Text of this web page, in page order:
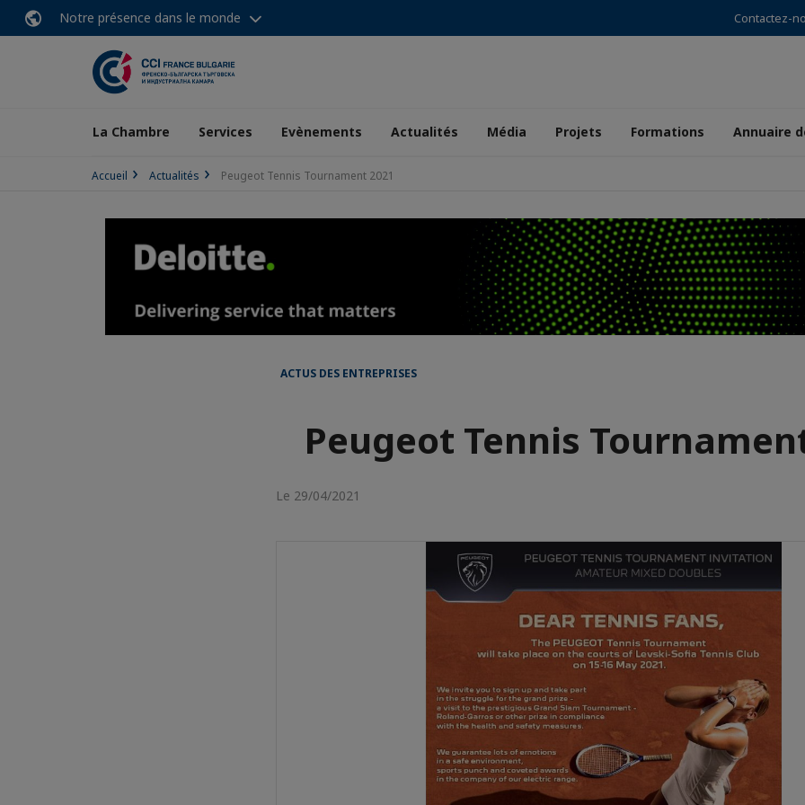
Notre présence dans le monde Contactez-
La Chambre Services Evènements Actualités Média Projets Formations Annuaire
Accueil Actualités Peugeot Tennis Tournament 2021
ACTUS DES ENTREPRISES
Peugeot Tennis
Le 29/04/2021